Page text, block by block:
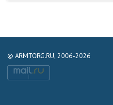
© ARMTORG.RU, 2006-2026